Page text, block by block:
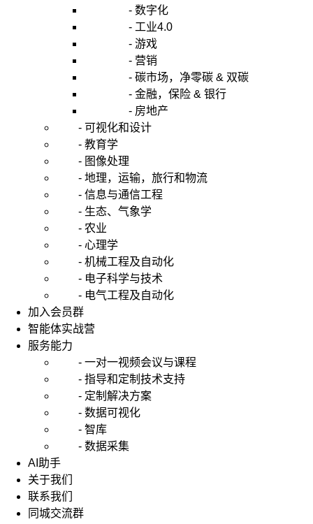
- 数字化
- 工业4.0
- 游戏
- 营销
- 碳市场，净零碳 & 双碳
- 金融，保险 & 银行
- 房地产
- 可视化和设计
- 教育学
- 图像处理
- 地理，运输，旅行和物流
- 信息与通信工程
- 生态、气象学
- 农业
- 心理学
- 机械工程及自动化
- 电子科学与技术
- 电气工程及自动化
加入会员群
智能体实战营
服务能力
- 一对一视频会议与课程
- 指导和定制技术支持
- 定制解决方案
- 数据可视化
- 智库
- 数据采集
AI助手
关于我们
联系我们
同城交流群